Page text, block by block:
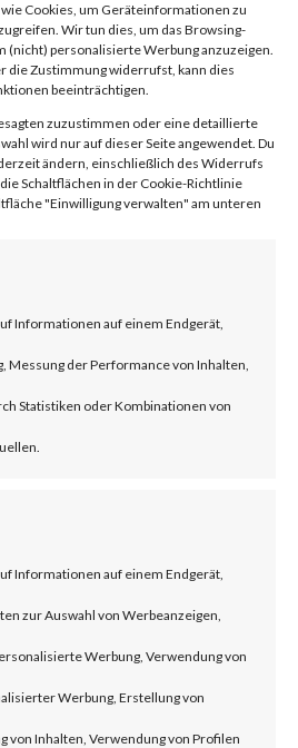
Cookies, um Geräteinformationen zu
Wir tun dies, um das Browsing-
(nicht) personalisierte Werbung anzuzeigen.
die Zustimmung widerrufst, kann dies
beeinträchtigen.
zuzustimmen oder eine detaillierte
wird nur auf dieser Seite angewendet. Du
ändern, einschließlich des Widerrufs
Schaltflächen in der Cookie-Richtlinie
"Einwilligung verwalten" am unteren
Informationen auf einem Endgerät,
Messung der Performance von Inhalten,
Statistiken oder Kombinationen von
Informationen auf einem Endgerät,
zur Auswahl von Werbeanzeigen,
Werbung, Verwendung von
Werbung, Erstellung von
von Inhalten, Verwendung von Profilen
decompression
that affects
version 6.23.
allows threat
a zip file that
Opening
this as “viewing”)
a malicious